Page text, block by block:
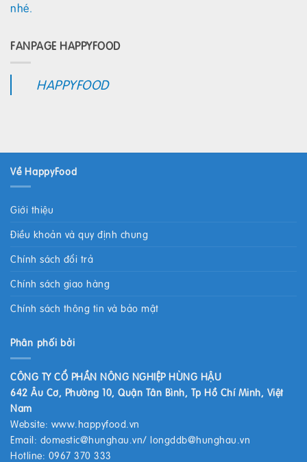
nhé.
FANPAGE HAPPYFOOD
HAPPYFOOD
Về HappyFood
Giới thiệu
Điều khoản và quy định chung
Chính sách đổi trả
Chính sách giao hàng
Chính sách thông tin và bảo mật
Phân phối bởi
CÔNG TY CỔ PHẦN NÔNG NGHIỆP HÙNG HẬU
642 Âu Cơ, Phường 10, Quận Tân Bình, Tp Hồ Chí Minh, Việt
Nam
Website: www.happyfood.vn
Email: domestic@hunghau.vn/ longddb@hunghau.vn
Hotline: 0967 370 333